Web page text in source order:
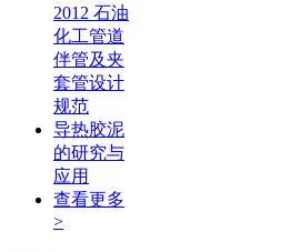
2012 石油
化工管道
伴管及夹
套管设计
规范
导热胶泥
的研究与
应用
查看更多
>